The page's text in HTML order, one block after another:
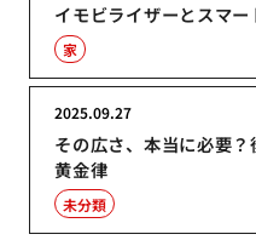
イモビライザーとスマ
家
その広さ、本当に必要
黄金律
2025.09.27
未分類